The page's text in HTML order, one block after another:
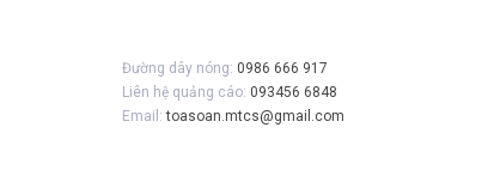
Đường dây nóng: 0986 666 917
Liên hệ quảng cáo: 093456 6848
Email:toasoan.mtcs@gmail.com